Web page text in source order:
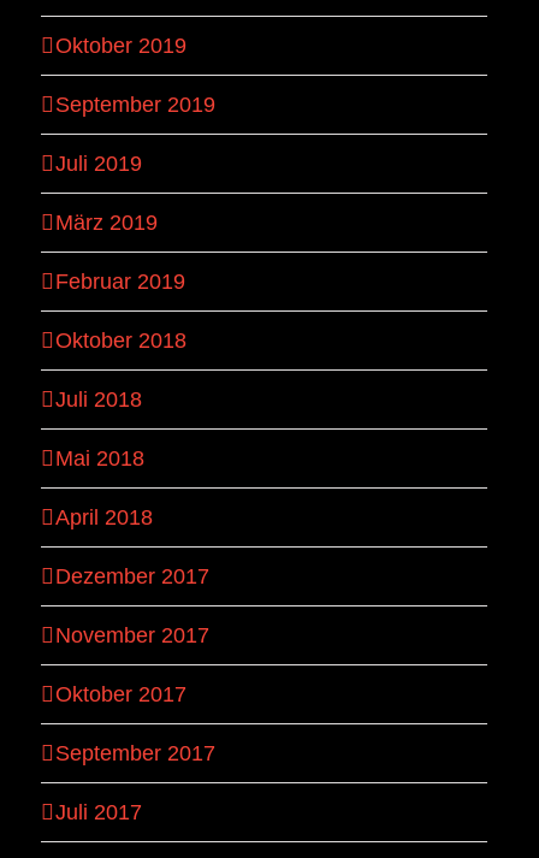
Oktober 2019
September 2019
Juli 2019
März 2019
Februar 2019
Oktober 2018
Juli 2018
Mai 2018
April 2018
Dezember 2017
November 2017
Oktober 2017
September 2017
Juli 2017